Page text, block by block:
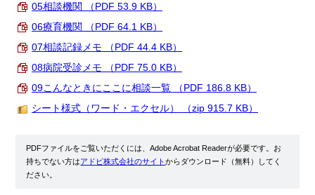
05相談機関 （PDF 53.9 KB）
06療育機関 （PDF 64.1 KB）
07相談記録メモ （PDF 44.4 KB）
08病院受診メモ （PDF 75.0 KB）
09こんなときにここに相談一覧 （PDF 186.8 KB）
シート様式（ワード・エクセル） （zip 915.7 KB）
PDFファイルをご覧いただくには、Adobe Acrobat Readerが必要です。お
持ちでない方はアドビ株式会社のサイトからダウンロード（無料）してく
ださい。